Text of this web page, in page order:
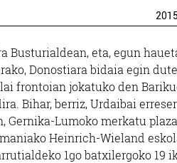
2015
Busturialdean, eta, egun
Donostiara bidaia egin
frontoian jokatuko den
Bihar, berriz, Urdaibai
Gernika-Lumoko merkatu plaza
Heinrich-Wieland
1go batxilergoko 19